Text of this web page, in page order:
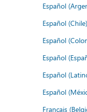
Español
Español (Chile)
Español
Español
Español
Español
Français